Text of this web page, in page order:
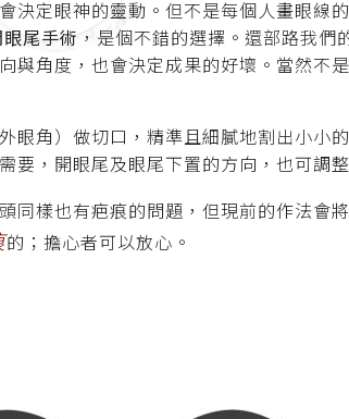
決定眼神的靈動。但不是每個人畫眼線
眼尾手術 ，是個不錯的選擇。還部路我
與角度，也會決定成果的好壞。當然不
眼角）做切口，精準且細膩地割出小小
要，開眼尾及眼尾下置的方向，也可調
同樣也有疤痕的問題，但現前的作法會
的；擔心者可以放心。